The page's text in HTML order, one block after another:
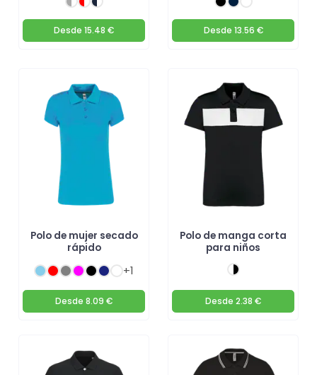
Desde 15.48 € Desde 13.56 €
Polo de mujer secado
rápido
+1
Desde 8.09 €
Polo de manga corta
para niños
Desde 2.38 €